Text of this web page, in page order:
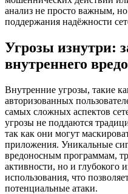
анализ не просто важным,
поддержания надёжности
Угрозы изнутри:
внутреннего
Внутренние угрозы, такие
авторизованных
самых сложных аспектов
угрозы не поддаются
так как они могут
приложения. Уникальные
вредоносным программам,
активности, но и глубокого
использования, что
потенциальные атаки.